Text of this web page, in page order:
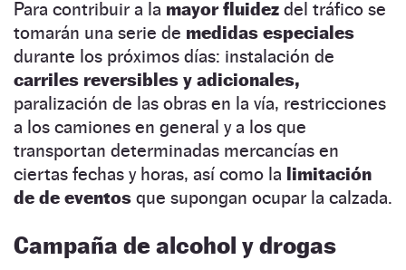
Para contribuir a la mayor fluidez del tráfico se
tomarán una serie de medidas especiales
durante los próximos días: instalación de
carriles reversibles y adicionales,
paralización de las obras en la vía, restricciones
a los camiones en general y a los que
transportan determinadas mercancías en
ciertas fechas y horas, así como la limitación
de de eventos que supongan ocupar la calzada.
Campaña de alcohol y drogas